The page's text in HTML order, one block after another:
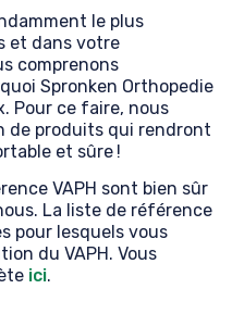
le plus
et dans votre
comprenons
Spronken Orthopedie
Pour ce faire, nous
de produits qui rendront
et sûre !
VAPH sont bien sûr
La liste de référence
pour lesquels vous
du VAPH. Vous
ici.